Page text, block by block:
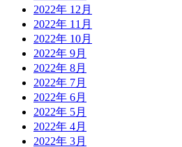
2022年 12月
2022年 11月
2022年 10月
2022年 9月
2022年 8月
2022年 7月
2022年 6月
2022年 5月
2022年 4月
2022年 3月